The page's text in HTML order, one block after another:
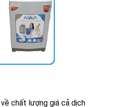
chất lượng giá cả dịch